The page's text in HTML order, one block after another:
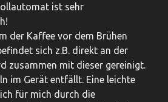
ist sehr
der Kaffee vor dem Brühen
sich z.B. direkt an der
zusammen mit dieser gereinigt.
im Gerät entfällt. Eine leichte
für mich durch die